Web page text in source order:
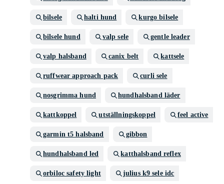
bilsele halti hund kurgo bilsele
bilsele hund valp sele gentle leader
valp halsband canix belt kattsele
ruffwear approach pack curli sele
nosgrimma hund hundhalsband läder
kattkoppel utställningskoppel feel active
garmin t5 halsband gibbon
hundhalsband led katthalsband reflex
orbiloc safety light julius k9 sele idc